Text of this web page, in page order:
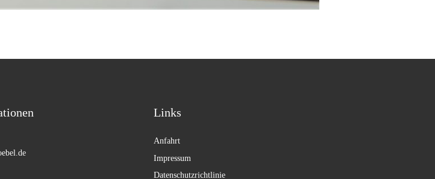
Links
Anfahrt
Impressum
Datenschutzrichtlinie